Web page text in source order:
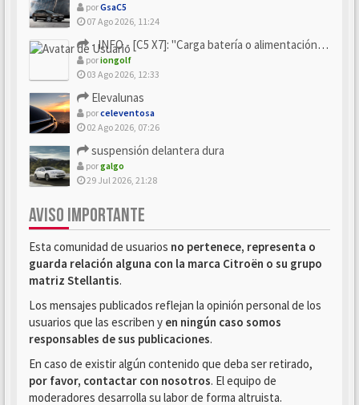
porGsaC5
07 Ago 2026, 11:24
- INFO - [C5 X7]: "Carga batería o alimentación eléctri...
poriongolf
03 Ago 2026, 12:33
Elevalunas
porceleventosa
02 Ago 2026, 07:26
suspensión delantera dura
porgalgo
29 Jul 2026, 21:28
AVISO IMPORTANTE
Esta comunidad de usuarios no pertenece, representa o
guarda relación alguna con la marca Citroën o su grupo
matriz Stellantis.
Los mensajes publicados reflejan la opinión personal de los
usuarios que las escriben y en ningún caso somos
responsables de sus publicaciones.
En caso de existir algún contenido que deba ser retirado,
por favor, contactar con nosotros. El equipo de
moderadores desarrolla su labor de forma altruista.